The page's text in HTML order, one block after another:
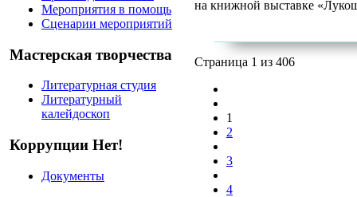
Мероприятия в помощь
Сценарии мероприятий
Мастерская творчества
Литературная студия
Литературный
калейдоскоп
Коррупции Нет!
Документы
на книжной выставке
Страница 1 из 406
1
2
3
4